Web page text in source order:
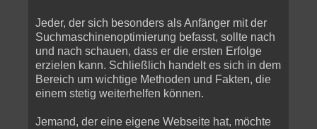
Jeder, der sich besonders als Anfänger mit der
Suchmaschinenoptimierung befasst, sollte nach
und nach schauen, dass er die ersten Erfolge
erzielen kann. Schließlich handelt es sich in dem
Bereich um wichtige Methoden und Fakten, die
einem stetig weiterhelfen können.
Jemand, der eine eigene Webseite hat, möchte